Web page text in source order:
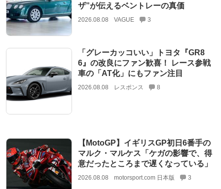
ザ”が伝えるベントレーの真価
2026.08.08 VAGUE 3
「グレーカッコいい」トヨタ『GR8
6』の改良にファン歓喜！ レース参戦
車の「AT化」にもファン注目
2026.08.08 レスポンス 8
【MotoGP】イギリスGP初日6番手の
マルク・マルケス「ケガの影響で、得
意だったところまで遅くなっている」
2026.08.08 motorsport.com 日本版 3